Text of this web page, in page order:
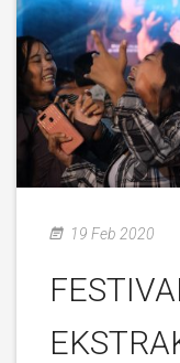
19 Feb 2020